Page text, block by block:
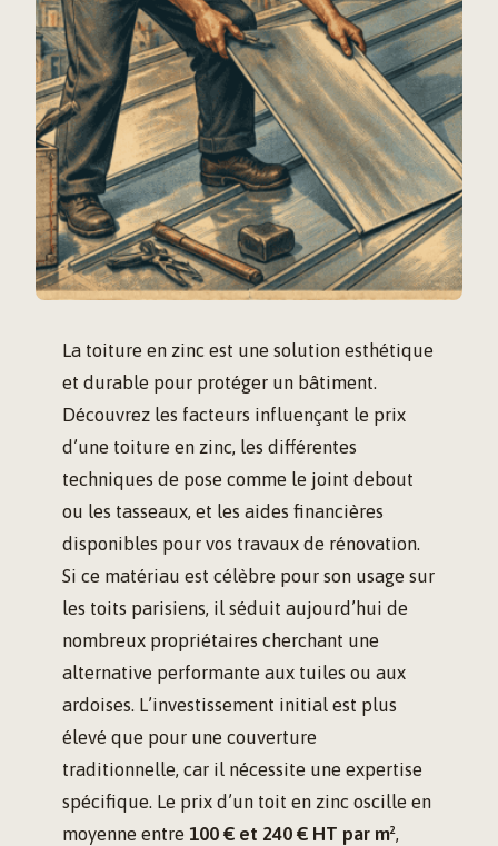
La toiture en zinc est une solution esthétique
et durable pour protéger un bâtiment.
Découvrez les facteurs influençant le prix
d’une toiture en zinc, les différentes
techniques de pose comme le joint debout
ou les tasseaux, et les aides financières
disponibles pour vos travaux de rénovation.
Si ce matériau est célèbre pour son usage sur
les toits parisiens, il séduit aujourd’hui de
nombreux propriétaires cherchant une
alternative performante aux tuiles ou aux
ardoises. L’investissement initial est plus
élevé que pour une couverture
traditionnelle, car il nécessite une expertise
spécifique. Le prix d’un toit en zinc oscille en
moyenne entre 100 € et 240 € HT par m²,